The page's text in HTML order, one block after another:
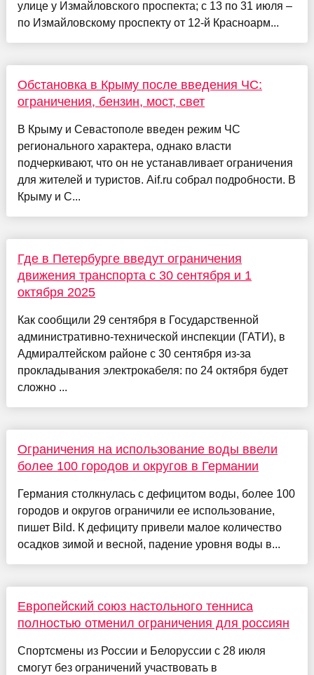
улице у Измайловского проспекта; с 13 по 31 июля –
по Измайловскому проспекту от 12-й Красноарм...
Обстановка в Крыму после введения ЧС:
ограничения, бензин, мост, свет
В Крыму и Севастополе введен режим ЧС
регионального характера, однако власти
подчеркивают, что он не устанавливает ограничения
для жителей и туристов. Aif.ru собрал подробности. В
Крыму и С...
Где в Петербурге введут ограничения
движения транспорта с 30 сентября и 1
октября 2025
Как сообщили 29 сентября в Государственной
административно-технической инспекции (ГАТИ), в
Адмиралтейском районе с 30 сентября из-за
прокладывания электрокабеля: по 24 октября будет
сложно ...
Ограничения на использование воды ввели
более 100 городов и округов в Германии
Германия столкнулась с дефицитом воды, более 100
городов и округов ограничили ее использование,
пишет Bild. К дефициту привели малое количество
осадков зимой и весной, падение уровня воды в...
Европейский союз настольного тенниса
полностью отменил ограничения для россиян
Спортсмены из России и Белоруссии с 28 июля
смогут без ограничений участвовать в